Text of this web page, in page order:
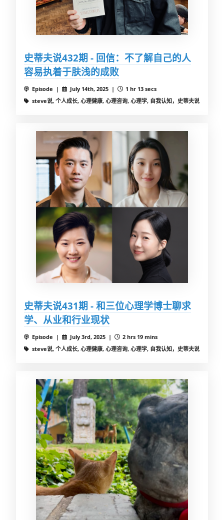
史蒂夫说432期 - 回信：不了解自己的人
容易执着于肤浅的成败
Episode | July 14th, 2025 |
1 hr 13 secs
steve说, 个人成长, 心理健康, 心理咨询, 心理学, 自我认知，史蒂夫说
史蒂夫说431期 - 和三位心理学博士聊求
学、从业和行业现状
Episode | July 3rd, 2025 |
2 hrs 19 mins
steve说, 个人成长, 心理健康, 心理咨询, 心理学, 自我认知，史蒂夫说